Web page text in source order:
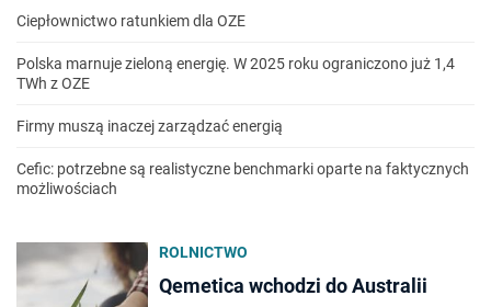
Ciepłownictwo ratunkiem dla OZE
Polska marnuje zieloną energię. W 2025 roku ograniczono już 1,4
TWh z OZE
Firmy muszą inaczej zarządzać energią
Cefic: potrzebne są realistyczne benchmarki oparte na faktycznych
możliwościach
ROLNICTWO
Qemetica wchodzi do Australii